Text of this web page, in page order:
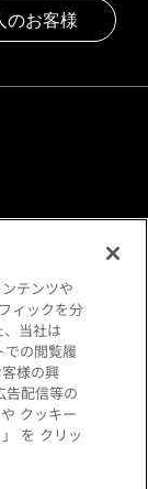
のお客様
rights reserved.
テンツや
ィックを分
当社は
の閲覧履
様の興
告配信等の
クッキー
を クリッ